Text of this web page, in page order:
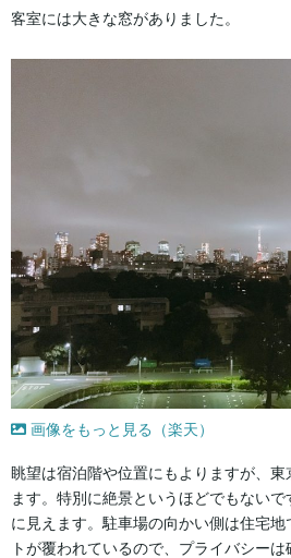
客室には大きな窓がありました。
画像をもっと見る（楽天）
眺望は宿泊階や位置にもよりますが、東
ます。特別に絶景というほどでもない
に見えます。駐車場の向かい側は住宅
トが覆われているので、プライバシー